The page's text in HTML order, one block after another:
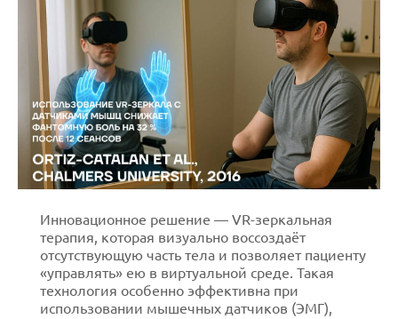
Инновационное решение — VR-зеркальная
терапия, которая визуально воссоздаёт
отсутствующую часть тела и позволяет пациенту
«управлять» ею в виртуальной среде. Такая
технология особенно эффективна при
использовании мышечных датчиков (ЭМГ),